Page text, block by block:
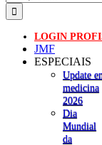
LOGIN
JMF
ESPECIAIS
Update
medicina
2026
Dia
Mundial
da